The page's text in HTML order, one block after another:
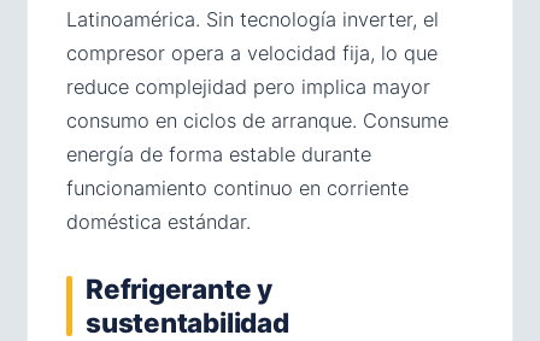
Latinoamérica. Sin tecnología inverter, el
compresor opera a velocidad fija, lo que
reduce complejidad pero implica mayor
consumo en ciclos de arranque. Consume
energía de forma estable durante
funcionamiento continuo en corriente
doméstica estándar.
Refrigerante y
sustentabilidad